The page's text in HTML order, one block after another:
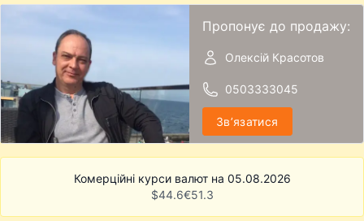
Пропонує до продажу:
Олексій Красотов
0503333045
Звʼязатися
Комерційні курси валют на 05.08.2026
$44.6€51.3